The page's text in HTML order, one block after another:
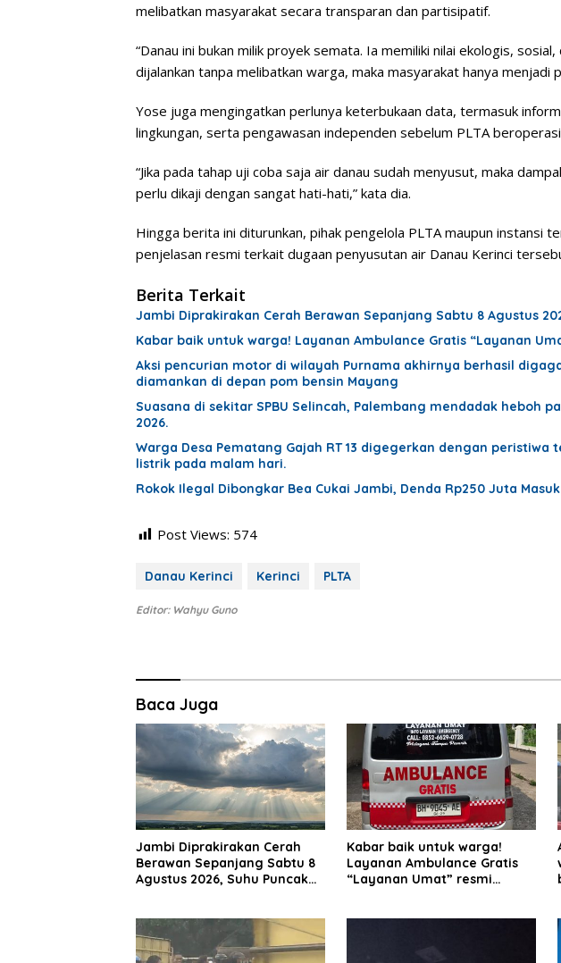
melibatkan masyarakat secara transparan dan partisipatif.
“Danau ini bukan milik proyek semata. Ia memiliki nilai ekologis,
dijalankan tanpa melibatkan warga, maka masyarakat hanya menjadi
Yose juga mengingatkan perlunya keterbukaan data, termasuk
lingkungan, serta pengawasan independen sebelum PLTA
“Jika pada tahap uji coba saja air danau sudah menyusut, maka
perlu dikaji dengan sangat hati-hati,” kata dia.
Hingga berita ini diturunkan, pihak pengelola PLTA maupun instansi
penjelasan resmi terkait dugaan penyusutan air Danau Kerinci
Berita Terkait
Jambi Diprakirakan Cerah Berawan Sepanjang Sabtu 8 Agustus
Kabar baik untuk warga! Layanan Ambulance Gratis “Layanan
Aksi pencurian motor di wilayah Purnama akhirnya berhasil
diamankan di depan pom bensin Mayang
Suasana di sekitar SPBU Selincah, Palembang mendadak heboh
2026.
Warga Desa Pematang Gajah RT 13 digegerkan dengan
listrik pada malam hari.
Rokok Ilegal Dibongkar Bea Cukai Jambi, Denda Rp250 Juta
Post Views: 574
Danau Kerinci Kerinci PLTA
Editor: Wahyu Guno
Baca Juga
Jambi Diprakirakan Cerah
Berawan Sepanjang Sabtu 8
Agustus 2026, Suhu Puncak
Kabar baik untuk warga!
Layanan Ambulance Gratis
“Layanan Umat” resmi